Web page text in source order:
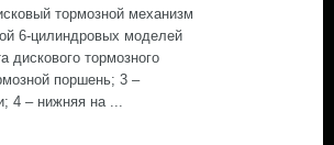
тормозной механизм
6-цилиндровых моделей
дискового тормозного
поршень; 3 –
4 – нижняя на ...